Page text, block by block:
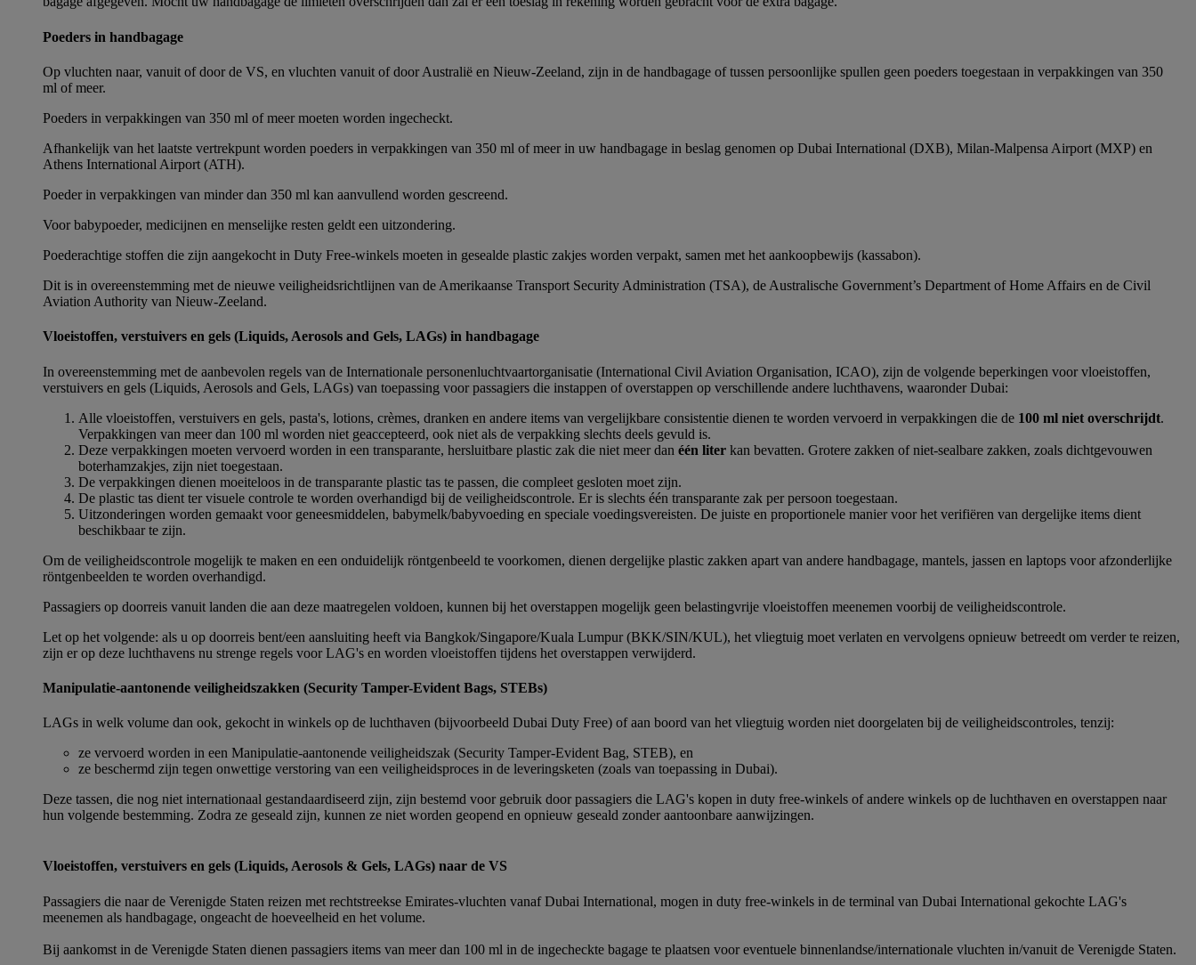
Poeders in handbagage
Op vluchten naar, vanuit of door de VS, en vluchten vanuit of door Australië en Nieuw-Zeeland, zijn in de handbagage of tussen persoonlijke spullen geen poeders toegestaan in verpakkingen van 350
ml of meer.
Poeders in verpakkingen van 350 ml of meer moeten worden ingecheckt.
Afhankelijk van het laatste vertrekpunt worden poeders in verpakkingen van 350 ml of meer in uw handbagage in beslag genomen op Dubai International (DXB), Milan-Malpensa Airport (MXP) en
Athens International Airport (ATH).
Poeder in verpakkingen van minder dan 350 ml kan aanvullend worden gescreend.
Voor babypoeder, medicijnen en menselijke resten geldt een uitzondering.
Poederachtige stoffen die zijn aangekocht in Duty Free-winkels moeten in gesealde plastic zakjes worden verpakt, samen met het aankoopbewijs (kassabon).
Dit is in overeenstemming met de nieuwe veiligheidsrichtlijnen van de Amerikaanse Transport Security Administration (TSA), de Australische Government’s Department of Home Affairs en de Civil
Aviation Authority van Nieuw-Zeeland.
Vloeistoffen, verstuivers en gels (Liquids, Aerosols and Gels, LAGs) in handbagage
In overeenstemming met de aanbevolen regels van de Internationale personenluchtvaartorganisatie (International Civil Aviation Organisation, ICAO), zijn de volgende beperkingen voor vloeistoffen,
verstuivers en gels (Liquids, Aerosols and Gels, LAGs) van toepassing voor passagiers die instappen of overstappen op verschillende andere luchthavens, waaronder Dubai:
Alle vloeistoffen, verstuivers en gels, pasta's, lotions, crèmes, dranken en andere items van vergelijkbare consistentie dienen te worden vervoerd in verpakkingen die de 100 ml niet overschrijdt.
Verpakkingen van meer dan 100 ml worden niet geaccepteerd, ook niet als de verpakking slechts deels gevuld is.
Deze verpakkingen moeten vervoerd worden in een transparante, hersluitbare plastic zak die niet meer dan één liter kan bevatten. Grotere zakken of niet-sealbare zakken, zoals dichtgevouwen
boterhamzakjes, zijn niet toegestaan.
De verpakkingen dienen moeiteloos in de transparante plastic tas te passen, die compleet gesloten moet zijn.
De plastic tas dient ter visuele controle te worden overhandigd bij de veiligheidscontrole. Er is slechts één transparante zak per persoon toegestaan.
Uitzonderingen worden gemaakt voor geneesmiddelen, babymelk/babyvoeding en speciale voedingsvereisten. De juiste en proportionele manier voor het verifiëren van dergelijke items dient
beschikbaar te zijn.
Om de veiligheidscontrole mogelijk te maken en een onduidelijk röntgenbeeld te voorkomen, dienen dergelijke plastic zakken apart van andere handbagage, mantels, jassen en laptops voor afzonderlijke
röntgenbeelden te worden overhandigd.
Passagiers op doorreis vanuit landen die aan deze maatregelen voldoen, kunnen bij het overstappen mogelijk geen belastingvrije vloeistoffen meenemen voorbij de veiligheidscontrole.
Let op het volgende: als u op doorreis bent/een aansluiting heeft via Bangkok/Singapore/Kuala Lumpur (BKK/SIN/KUL), het vliegtuig moet verlaten en vervolgens opnieuw betreedt om verder te reizen,
zijn er op deze luchthavens nu strenge regels voor LAG's en worden vloeistoffen tijdens het overstappen verwijderd.
Manipulatie-aantonende veiligheidszakken (Security Tamper-Evident Bags, STEBs)
LAGs in welk volume dan ook, gekocht in winkels op de luchthaven (bijvoorbeeld Dubai Duty Free) of aan boord van het vliegtuig worden niet doorgelaten bij de veiligheidscontroles, tenzij:
ze vervoerd worden in een Manipulatie-aantonende veiligheidszak (Security Tamper-Evident Bag, STEB), en
ze beschermd zijn tegen onwettige verstoring van een veiligheidsproces in de leveringsketen (zoals van toepassing in Dubai).
Deze tassen, die nog niet internationaal gestandaardiseerd zijn, zijn bestemd voor gebruik door passagiers die LAG's kopen in duty free-winkels of andere winkels op de luchthaven en overstappen naar
hun volgende bestemming. Zodra ze geseald zijn, kunnen ze niet worden geopend en opnieuw geseald zonder aantoonbare aanwijzingen.
Vloeistoffen, verstuivers en gels (Liquids, Aerosols & Gels, LAGs) naar de VS
Passagiers die naar de Verenigde Staten reizen met rechtstreekse Emirates-vluchten vanaf Dubai International, mogen in duty free-winkels in de terminal van Dubai International gekochte LAG's
meenemen als handbagage, ongeacht de hoeveelheid en het volume.
Bij aankomst in de Verenigde Staten dienen passagiers items van meer dan 100 ml in de ingecheckte bagage te plaatsen voor eventuele binnenlandse/internationale vluchten in/vanuit de Verenigde Staten.